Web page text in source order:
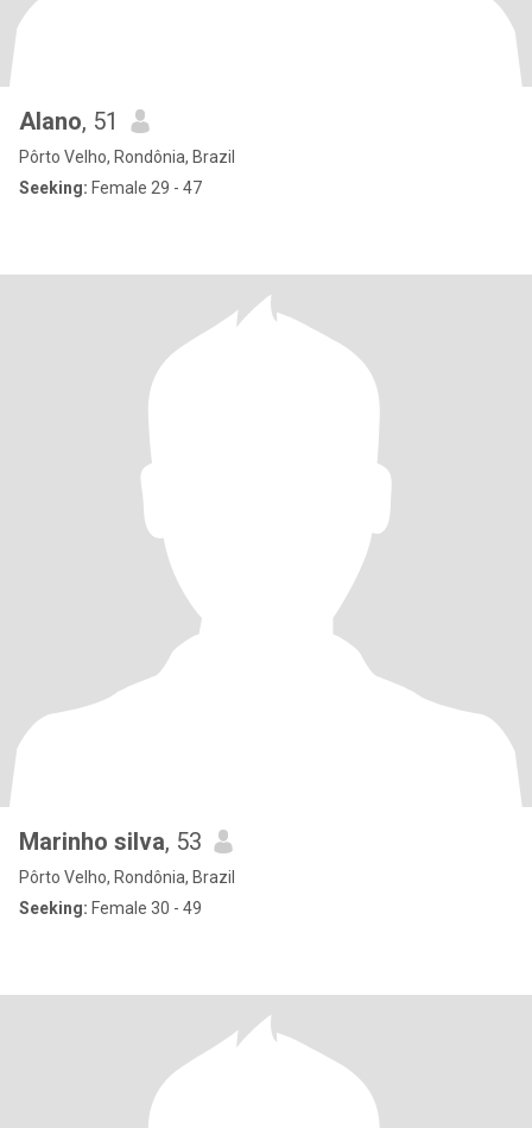
Alano, 51
Pôrto Velho, Rondônia, Brazil
Seeking: Female 29 - 47
Marinho silva, 53
Pôrto Velho, Rondônia, Brazil
Seeking: Female 30 - 49